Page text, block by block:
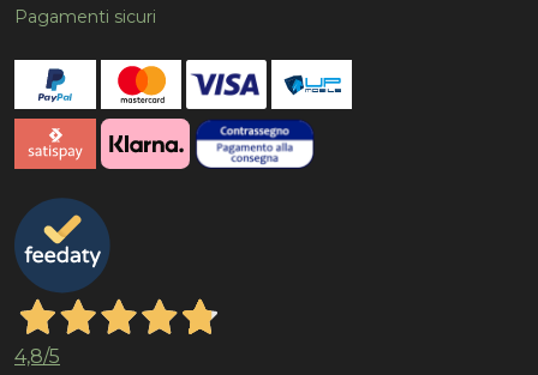
Pagamenti sicuri
4,8/5